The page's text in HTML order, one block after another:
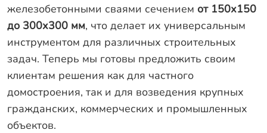
Оплата
Отзывы
Гарантии
Заказать звонок
железобетонными сваями сечением от 150х150
до 300х300 мм, что делает их универсальным
инструментом для различных строительных
задач. Теперь мы готовы предложить своим
клиентам решения как для частного
домостроения, так и для возведения крупных
гражданских, коммерческих и промышленных
объектов.